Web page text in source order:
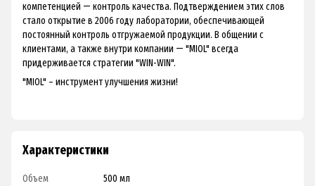
компетенцией ― контроль качества. Подтверждением этих слов
стало открытие в 2006 году лаборатории, обеспечивающей
постоянный контроль отгружаемой продукции. В общении с
клиентами, а также внутри компании ― "MIOL" всегда
придерживается стратегии "WIN-WIN".
"MIOL" – инструмент улучшения жизни!
Характеристики
Объем
500 мл